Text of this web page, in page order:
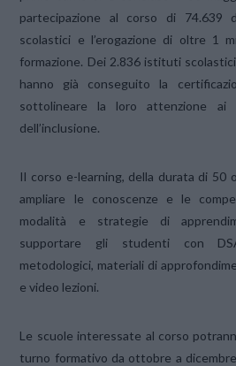
partecipazione al corso di
scolastici e l’erogazione di oltre 1
formazione. Dei 2.836 istituti
hanno già conseguito la
sottolineare la loro attenzione ai
dell’inclusione.
Il corso e-learning, della durata di 50
ampliare le conoscenze e le
modalità e strategie di
supportare gli studenti con
metodologici, materiali di
e video lezioni.
Le scuole interessate al corso
turno formativo da ottobre a